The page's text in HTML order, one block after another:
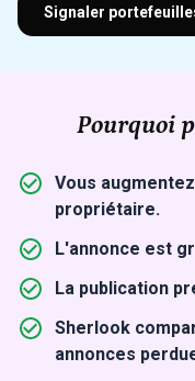
Signaler
Pourquoi
Vous
propriétaire.
L'annonce est
La publication
Sherlook
annonces